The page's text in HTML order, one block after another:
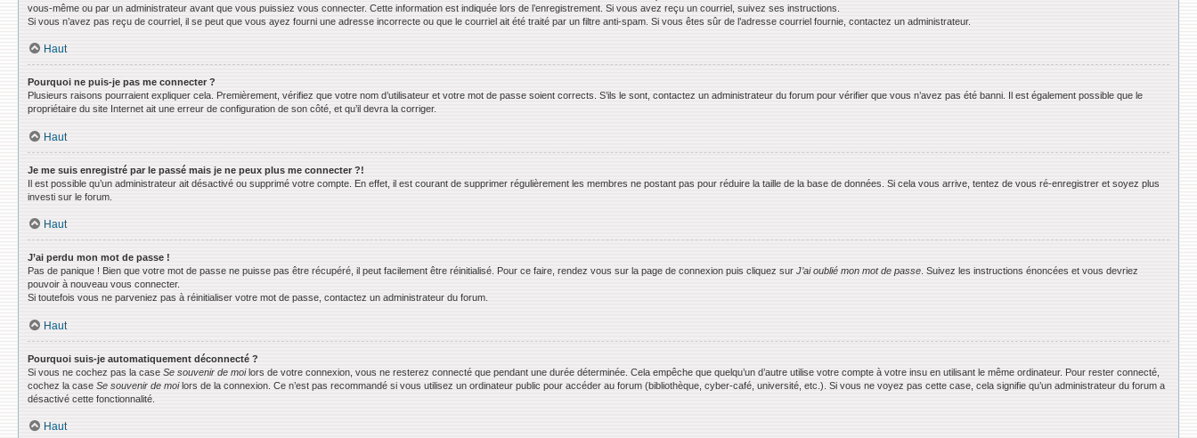
vous-même ou par un administrateur avant que vous puissiez vous connecter. Cette information est indiquée lors de l’enregistrement. Si vous avez reçu un courriel, suivez ses instructions.
Si vous n’avez pas reçu de courriel, il se peut que vous ayez fourni une adresse incorrecte ou que le courriel ait été traité par un filtre anti-spam. Si vous êtes sûr de l’adresse courriel fournie, contactez un administrateur.
Haut
Pourquoi ne puis-je pas me connecter ?
Plusieurs raisons pourraient expliquer cela. Premièrement, vérifiez que votre nom d’utilisateur et votre mot de passe soient corrects. S’ils le sont, contactez un administrateur du forum pour vérifier que vous n’avez pas été banni. Il est également possible que le
propriétaire du site Internet ait une erreur de configuration de son côté, et qu’il devra la corriger.
Haut
Je me suis enregistré par le passé mais je ne peux plus me connecter ?!
Il est possible qu’un administrateur ait désactivé ou supprimé votre compte. En effet, il est courant de supprimer régulièrement les membres ne postant pas pour réduire la taille de la base de données. Si cela vous arrive, tentez de vous ré-enregistrer et soyez plus
investi sur le forum.
Haut
J’ai perdu mon mot de passe !
Pas de panique ! Bien que votre mot de passe ne puisse pas être récupéré, il peut facilement être réinitialisé. Pour ce faire, rendez vous sur la page de connexion puis cliquez sur J’ai oublié mon mot de passe . Suivez les instructions énoncées et vous devriez
pouvoir à nouveau vous connecter.
Si toutefois vous ne parveniez pas à réinitialiser votre mot de passe, contactez un administrateur du forum.
Haut
Pourquoi suis-je automatiquement déconnecté ?
Si vous ne cochez pas la case Se souvenir de moilors de votre connexion, vous ne resterez connecté que pendant une durée déterminée. Cela empêche que quelqu’un d’autre utilise votre compte à votre insu en utilisant le même ordinateur. Pour rester connecté,
cochez la case Se souvenir de moilors de la connexion. Ce n’est pas recommandé si vous utilisez un ordinateur public pour accéder au forum (bibliothèque, cyber-café, université, etc.). Si vous ne voyez pas cette case, cela signifie qu’un administrateur du forum a
désactivé cette fonctionnalité.
Haut